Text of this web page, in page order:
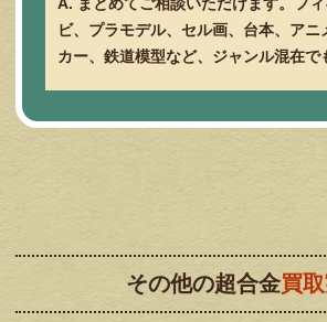
ビ、プラモデル、セル画、台本、アニ
カー、鉄道模型など、ジャンル混在で
その他の超合金買